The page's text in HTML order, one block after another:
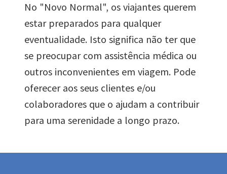
No "Novo Normal", os viajantes querem
estar preparados para qualquer
eventualidade. Isto significa não ter que
se preocupar com assistência médica ou
outros inconvenientes em viagem. Pode
oferecer aos seus clientes e/ou
colaboradores que o ajudam a contribuir
para uma serenidade a longo prazo.
0
1
0
1
2
3